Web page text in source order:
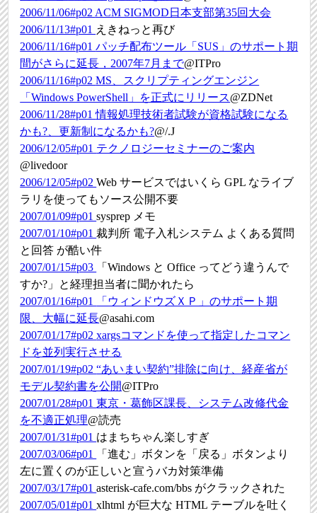
2006/11/06#p02 ACM SIGMOD日本支部第35回大会
2006/11/13#p01 えきねっと再び
2006/11/16#p01パッチ配布ツール「SUS」のサポート期
間がさらに延長，2007年7月まで@ITPro
2006/11/16#p02MS、スクリプティングエンジン
「Windows PowerShell」を正式にリリース@ZDNet
2006/11/28#p01情報処理技術者試験が資格試験になる
かも?、更新制になるかも?@/.J
2006/12/05#p01 テクノロジーセミナーのご案内
@livedoor
2006/12/05#p02Web サービスではいくら GPL なライブ
ラリを使ってもソース公開不要
2007/01/09#p01sysprep メモ
2007/01/10#p01裁判所 電子入札システム よくある質問
と回答 が酷い件
2007/01/15#p03
「Windows と Office ってどう違うんで
すか?」と経理担当者に聞かれたら
2007/01/16#p01
「ウィンドウズＸＰ」のサポート期
限、大幅に延長@asahi.com
2007/01/17#p02xargsコマンドを使って指定したコマン
ドを並列実行させる
2007/01/19#p02“あいまい契約”排除に向け、経産省が
モデル契約書を公開@ITPro
2007/01/28#p01東京・葛飾区課長、システム改修代金
を不適正処理@読売
2007/01/31#p01 はまちちゃん楽しすぎ
2007/03/06#p01
「進む」ボタンを「戻る」ボタンより
左に置くのが正しいと宣うバカ対策準備
2007/03/17#p01asterisk-cafe.com/bbs がクラックされた
2007/05/01#p01xlhtml が巨大な HTML テーブルを吐く